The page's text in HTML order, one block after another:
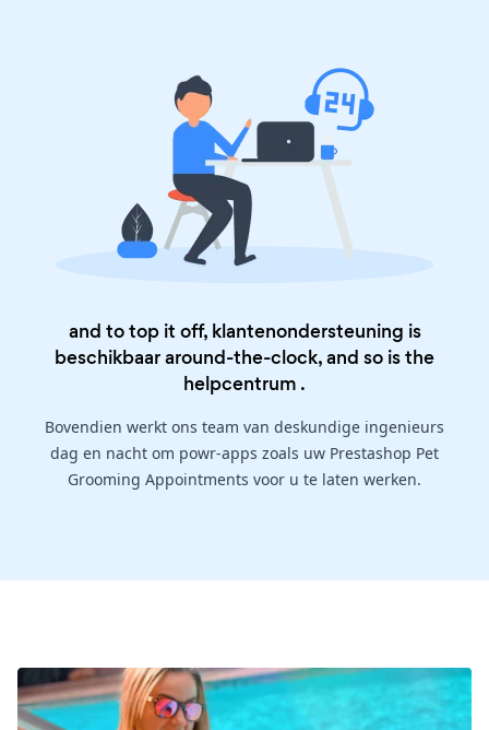
and to top it off, klantenondersteuning is
beschikbaar around-the-clock, and so is the
helpcentrum .
Bovendien werkt ons team van deskundige ingenieurs
dag en nacht om powr-apps zoals uw Prestashop Pet
Grooming Appointments voor u te laten werken.